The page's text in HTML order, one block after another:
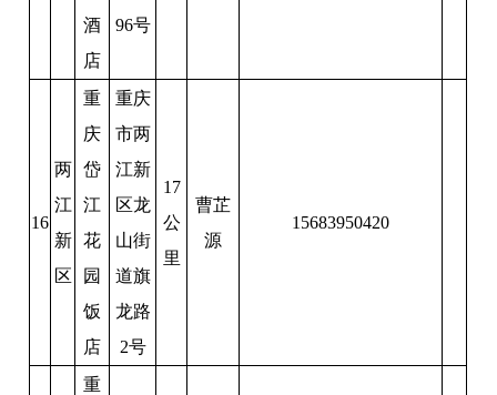
酒
店
96号
16
两
江
新
区
重
庆
岱
江
花
园
饭
店
重庆
市两
江新
区龙
山街
道旗
龙路
2号
17
公
里
曹芷
源
15683950420
重